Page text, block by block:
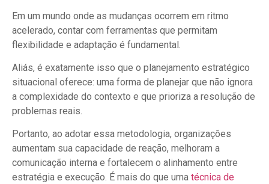
Em um mundo onde as mudanças ocorrem em ritmo
acelerado, contar com ferramentas que permitam
flexibilidade e adaptação é fundamental.
Aliás, é exatamente isso que o planejamento estratégico
situacional oferece: uma forma de planejar que não ignora
a complexidade do contexto e que prioriza a resolução de
problemas reais.
Portanto, ao adotar essa metodologia, organizações
aumentam sua capacidade de reação, melhoram a
comunicação interna e fortalecem o alinhamento entre
estratégia e execução. É mais do que uma técnica de